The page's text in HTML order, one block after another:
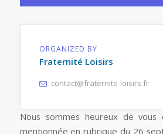
ORGANIZED BY
Fraternité Loisirs
contact@fraternite-loisirs.fr
Nous sommes heureux de
mentionnée en rubrique du 26